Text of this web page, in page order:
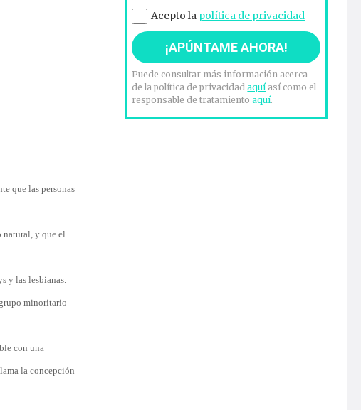
que las personas
natural, y que el
y las lesbianas.
minoritario
con una
la concepción
Acepto la política de privacidad
Puede consultar más información acerca
de la política de privacidadaquíasí como el
responsable de tratamientoaquí.